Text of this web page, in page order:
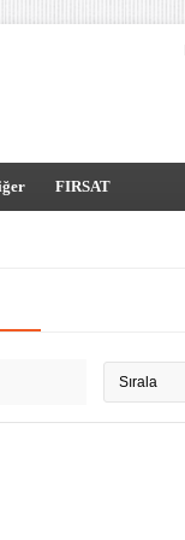
FIRSAT